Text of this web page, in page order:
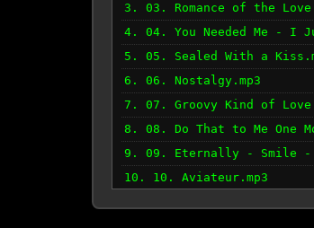
3. 03. Romance of the Love
4. 04. You Needed Me - I
5. 05. Sealed With a
6. 06. Nostalgy.mp3
7. 07. Groovy Kind of
8. 08. Do That to Me One
9. 09. Eternally - Smile -
10. 10. Aviateur.mp3